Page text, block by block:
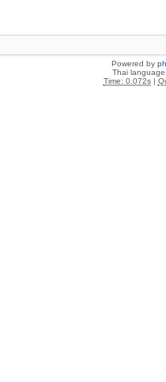
Powered by
Thai
Time: 0.072s|